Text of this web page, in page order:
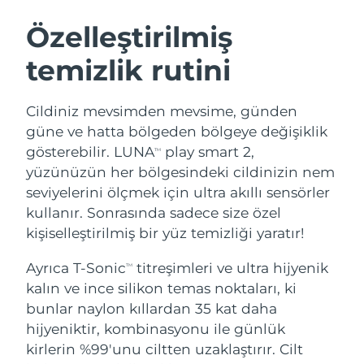
Özelleştirilmiş
temizlik rutini
Cildiniz mevsimden mevsime, günden
güne ve hatta bölgeden bölgeye değişiklik
gösterebilir. LUNATM
play smart 2,
yüzünüzün her bölgesindeki cildinizin nem
seviyelerini ölçmek için ultra akıllı sensörler
kullanır. Sonrasında sadece size özel
kişiselleştirilmiş bir yüz temizliği yaratır!
Ayrıca T-SonicTM
titreşimleri ve ultra hijyenik
kalın ve ince silikon temas noktaları, ki
bunlar naylon kıllardan 35 kat daha
hijyeniktir, kombinasyonu ile günlük
kirlerin %99'unu ciltten uzaklaştırır. Cilt
LUNA™ 4 seti
Anti-aging massage
LUNA™ 4 Plus
Massage, LED heating
LUNA™ 4 Men
For men, anti-aging massage
BEAR™ 2 seti
Microcurrent toning
BEAR™ 2 go
Microcurrent toning on-the-go
BEAR™ 2 eyes & lips
Microcurrent line smoothing device
Nemlendirme
UFO™ 3 seti
Deep facial hydration
UFO™ 3 LED
Near-infrared and red light therapy
device
Ağız bakımı
issa™ 4
Hybrid silicone sonic toothbrush
issa™ 4 plus
Smart hybrid silicone sonic toothbrush
FAQ™ YAŞLANMA KARŞITI BAKIM
Yaşlanma karşıtı LED bakım
Avustralya
Avusturya
Tahmini teslim tarihi
09/08/2026
Bahreyn
Tahmini teslim tarihi
10/08/2026
Belçika
Tahmini teslim tarihi
09/08/2026
Bermuda
Tahmini teslim tarihi
15/08/2026
Bosna-Hersek
Tahmini teslim tarihi
12/08/2026
Tahmini teslim tarihi